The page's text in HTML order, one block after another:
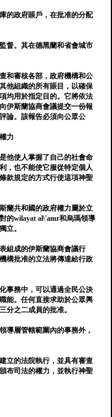
的政府賬戶，在批准的分配
督。其在德黑蘭和省會城市
和審核各部，政府機構和公
他組織的所有賬目，以確保
均用於指定目的。它將依法
伊斯蘭協商會議提交一份報
論。該報告必須向公眾公
力
他使人掌握了自己的社會命
，也不能使它服從特定個人
款規定的方式行使這項神聖
蘭共和國的政府權力屬於立
的wilayat al\'amr和烏瑪領導
立。
組成的伊斯蘭協商會議行
構批准的立法將傳達給行政
事務中，可以通過全民公決
能。任何直接求助於公眾輿
分之二成員的批准。
導層管轄範圍內的事務外，
立的法院執行，並具有審查
布司法的權力，並執行神聖